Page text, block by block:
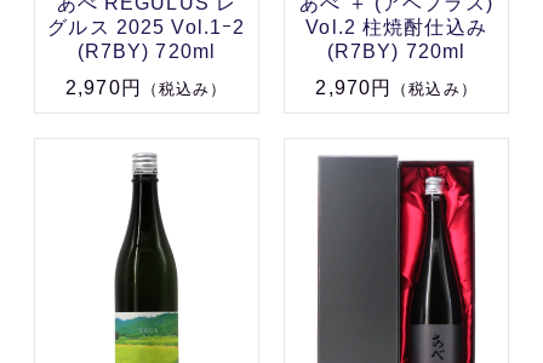
グルス 2025 Vol.1ｰ2
(R7BY) 720ml
2,970円
（税込み）
Vol.2 柱焼酎仕込み
(R7BY) 720ml
2,970円
（税込み）